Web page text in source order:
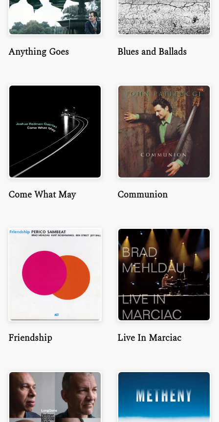
Anything Goes Blues and Ballads
Come What May Communion
Friendship Live In Marciac